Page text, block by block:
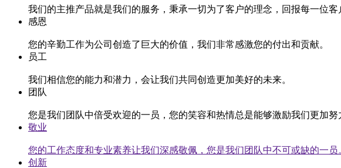
我们的主推产品就是我们的服务，秉承一切为了客户的理念，回报每一位客
感恩
您的辛勤工作为公司创造了巨大的价值，我们非常感激您的付出和贡献。
员工
我们相信您的能力和潜力，会让我们共同创造更加美好的未来。
团队
您是我们团队中倍受欢迎的一员，您的笑容和热情总是能够激励我们更加努
敬业
您的工作态度和专业素养让我们深感敬佩，您是我们团队中不可或缺的一员
创新